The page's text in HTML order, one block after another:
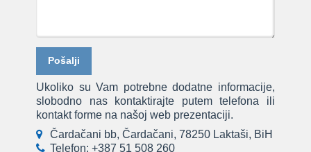
Ukoliko su Vam potrebne dodatne informacije,
slobodno nas kontaktirajte putem telefona ili
kontakt forme na našoj web prezentaciji.
Čardačani bb, Čardačani, 78250 Laktaši, BiH
Telefon: +387 51 508 260